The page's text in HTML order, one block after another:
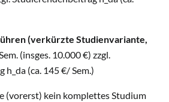
(verkürzte Studienvariante,
(insges. 10.000 €) zzgl.
(ca. 145 €/ Sem.)
(vorerst) kein komplettes Studium